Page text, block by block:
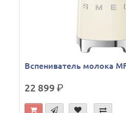
Вспениватель молока
22 899р.